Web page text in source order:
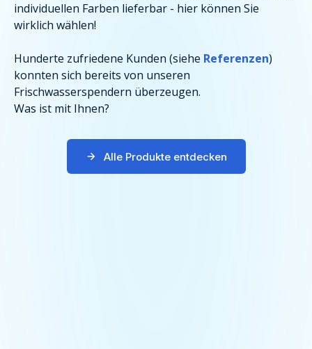
individuellen Farben lieferbar - hier können Sie
wirklich wählen!
Hunderte zufriedene Kunden (siehe Referenzen)
konnten sich bereits von unseren
Frischwasserspendern überzeugen.
Was ist mit Ihnen?
Alle Produkte entdecken